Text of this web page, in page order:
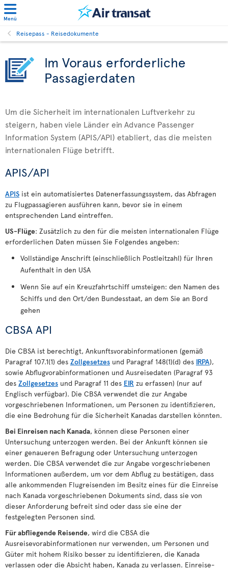
Menü
Reisepass - Reisedokumente
Im Voraus erforderliche
Passagierdaten
Um die Sicherheit im internationalen Luftverkehr zu
steigern, haben viele Länder ein Advance Passenger
Information System (APIS/API) etabliert, das die meisten
internationalen Flüge betrifft.
APIS/API
APIS ist ein automatisiertes Datenerfassungssystem, das Abfragen
zu Flugpassagieren ausführen kann, bevor sie in einem
entsprechenden Land eintreffen.
US-Flüge: Zusätzlich zu den für die meisten internationalen Flüge
erforderlichen Daten müssen Sie Folgendes angeben:
Vollständige Anschrift (einschließlich Postleitzahl) für Ihren
Aufenthalt in den USA
Wenn Sie auf ein Kreuzfahrtschiff umsteigen: den Namen des
Schiffs und den Ort/den Bundesstaat, an dem Sie an Bord
gehen
CBSA API
Die CBSA ist berechtigt, Ankunftsvorabinformationen (gemäß
Paragraf 107.1(1) des Zollgesetzes und Paragraf 148(1)(d) des IRPA),
sowie Abflugvorabinformationen und Ausreisedaten (Paragraf 93
des Zollgesetzes und Paragraf 11 des EIR zu erfassen) (nur auf
Englisch verfügbar). Die CBSA verwendet die zur Angabe
vorgeschriebenen Informationen, um Personen zu identifizieren,
die eine Bedrohung für die Sicherheit Kanadas darstellen könnten.
Bei Einreisen nach Kanada, können diese Personen einer
Untersuchung unterzogen werden. Bei der Ankunft können sie
einer genaueren Befragung oder Untersuchung unterzogen
werden. Die CBSA verwendet die zur Angabe vorgeschriebenen
Informationen außerdem, um vor dem Abflug zu bestätigen, dass
alle ankommenden Flugreisenden im Besitz eines für die Einreise
nach Kanada vorgeschriebenen Dokuments sind, dass sie von
dieser Anforderung befreit sind oder dass sie eine der
festgelegten Personen sind.
Für abfliegende Reisende, wird die CBSA die
Ausreisevorabinformationen nur verwenden, um Personen und
Güter mit hohem Risiko besser zu identifizieren, die Kanada
verlassen oder die Absicht haben, Kanada zu verlassen. Einreise-